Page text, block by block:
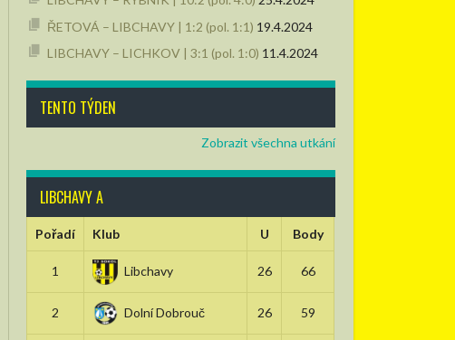
ŘETOVÁ – LIBCHAVY | 1:2 (pol. 1:1) 19.4.2024
LIBCHAVY – LICHKOV | 3:1 (pol. 1:0) 11.4.2024
TENTO TÝDEN
Zobrazit všechna utkání
LIBCHAVY A
Pořadí Klub U Body
1 Libchavy 26 66
2 Dolní Dobrouč 26 59